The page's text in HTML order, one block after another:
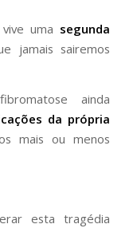
uma segunda
jamais sairemos
ainda
da própria
mais ou menos
esta tragédia